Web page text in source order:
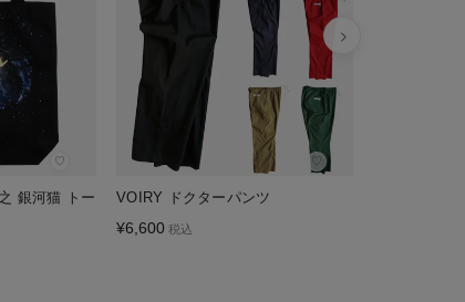
♡
銀河猫 トー
♡
VOIRY ドクターパンツ
¥6,600 税込